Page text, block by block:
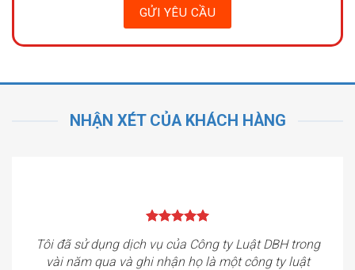
NHẬN XÉT CỦA KHÁCH HÀNG
Tôi đã sử dụng dịch vụ của Công ty Luật DBH trong
vài năm qua và ghi nhận họ là một công ty luật